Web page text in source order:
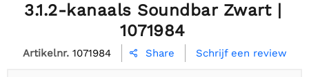
3.1.2-kanaals Soundbar Zwart |
1071984
Artikelnr. 1071984  Share Schrijf een review